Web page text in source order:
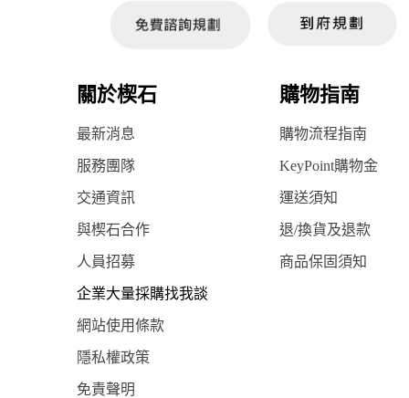
關於楔石 購物指南
最新消息 購物流程指南
服務團隊 KeyPoint購物金
交通資訊 運送須知
與楔石合作 退/換貨及退款
人員招募 商品保固須知
企業大量採購找我談
網站使用條款
隱私權政策
免責聲明